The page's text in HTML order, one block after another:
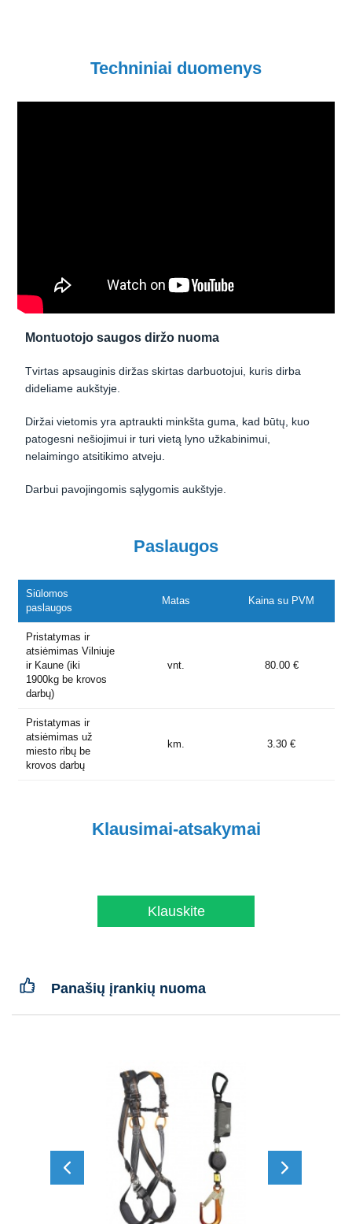
Techniniai duomenys
Montuotojo saugos diržo nuoma
Tvirtas apsauginis diržas skirtas darbuotojui, kuris dirba
dideliame aukštyje.
Diržai vietomis yra aptraukti minkšta guma, kad būtų, kuo
patogesni nešiojimui ir turi vietą lyno užkabinimui,
nelaimingo atsitikimo atveju.
Darbui pavojingomis sąlygomis aukštyje.
Paslaugos
Siūlomos
paslaugos
Matas Kaina su PVM
Pristatymas ir
atsiėmimas Vilniuje
ir Kaune (iki
1900kg be krovos
darbų)
vnt. 80.00 €
Pristatymas ir
atsiėmimas už
miesto ribų be
krovos darbų
km. 3.30 €
Klausimai-atsakymai
Klauskite
Panašių įrankių nuoma